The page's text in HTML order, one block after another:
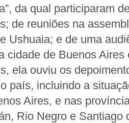
da qual participaram
de reuniões na
Ushuaia; e de uma
cidade de Buenos Aires
ela ouviu os
país, incluindo a
Aires, e nas
Rio Negro e Santiago